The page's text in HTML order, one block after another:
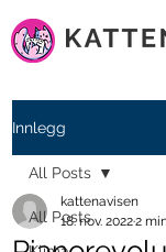
Innlegg
All Posts
All Posts
kattenavisen
18. nov. 20222